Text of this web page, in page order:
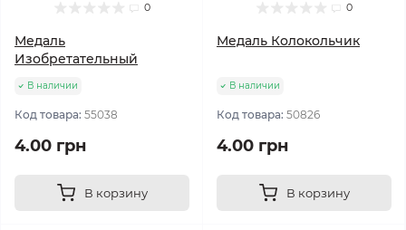
0
Медаль
Изобретательный
В наличии
Код товара: 55038
4.00 грн
В корзину
0
Медаль Колокольчик
В наличии
Код товара: 50826
4.00 грн
В корзину